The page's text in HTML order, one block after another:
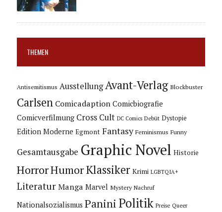
THEMEN
Antisemitismus Ausstellung Avant-Verlag Blockbuster
Carlsen Comicadaption Comicbiografie
Comicverfilmung Cross Cult DC Comics Debüt Dystopie
Edition Moderne Egmont Fantasy Feminismus Funny
Gesamtausgabe Graphic Novel Historie
HorrorHumorKlassiker Krimi LGBTQIA+
Literatur Manga Marvel Mystery Nachruf
Nationalsozialismus Panini Politik Preise Queer